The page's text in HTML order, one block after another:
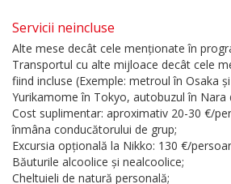
Servicii neincluse
Alte mese decât cele menționate în
Transportul cu alte mijloace decât cele
fiind incluse (Exemple: metroul în Osaka
Yurikamome în Tokyo, autobuzul în Nara
Cost suplimentar: aproximativ 20-30 €/
înmâna conducătorului de grup;
Excursia opțională la Nikko: 130 €/
Băuturile alcoolice și nealcoolice;
Cheltuieli de natură personală;